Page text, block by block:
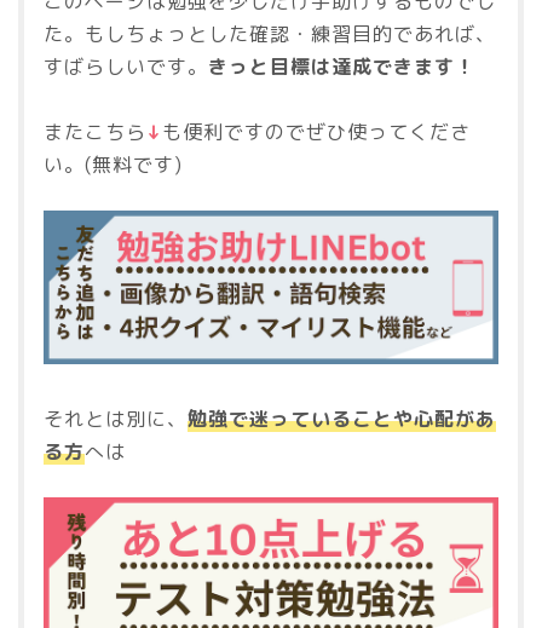
た。もしちょっとした確認・練習目的であれば、
すばらしいです。 きっと目標は達成できます！
またこちら ↓も便利ですのでぜひ使ってくださ
い。(無料です)
それとは別に、 勉強で迷っていることや心配があ
る方へは